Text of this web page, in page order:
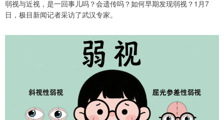
弱视与近视，是一回事儿吗？会遗传吗？如何早期发现弱视？1月7
日，极目新闻记者采访了武汉专家。